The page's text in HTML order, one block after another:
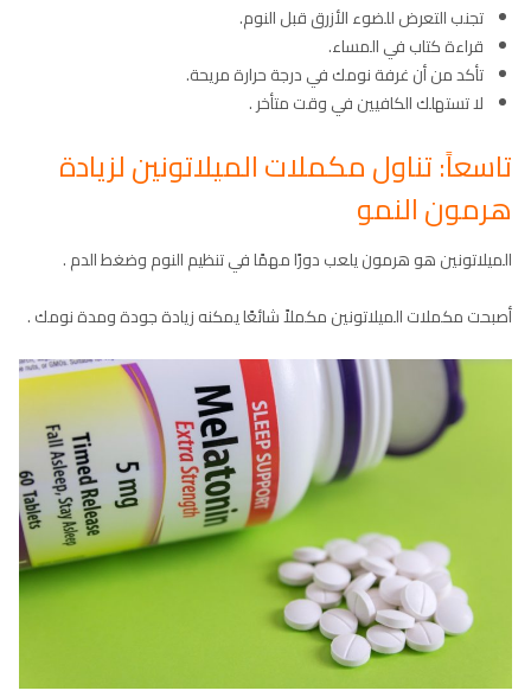
تجنب التعرض للضوء الأزرق قبل النوم.
قراءة كتاب في المساء.
تأكد من أن غرفة نومك في درجة حرارة مريحة.
لا تستهلك الكافيين في وقت متأخر .
تاسعاً: تناول مكملات الميلاتونين لزيادة
هرمون النمو
الميلاتونين هو هرمون يلعب دورًا مهمًا في تنظيم النوم وضغط الدم .
أصبحت مكملات الميلاتونين مكملاً شائعًا يمكنه زيادة جودة ومدة نومك .